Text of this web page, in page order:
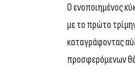
Ο ενοποιημένος
με το πρώτο
καταγράφοντας
προσφερόμενων